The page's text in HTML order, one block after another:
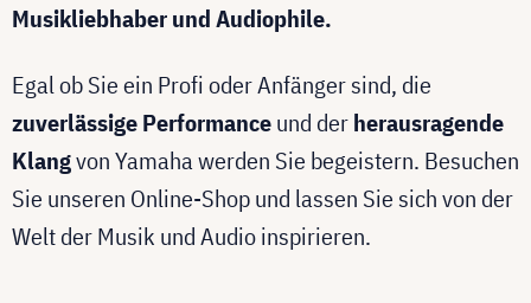
Musikliebhaber und Audiophile.
Egal ob Sie ein Profi oder Anfänger sind, die
zuverlässige Performanceund derherausragende
Klangvon Yamaha werden Sie begeistern. Besuchen
Sie unseren Online-Shop und lassen Sie sich von der
Welt der Musik und Audio inspirieren.